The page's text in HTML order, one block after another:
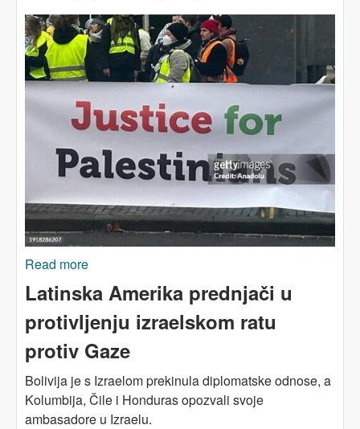
Read more
pravde
Latinska Amerika prednjači u
protivljenju izraelskom ratu
protiv Gaze
Bolivija je s Izraelom prekinula diplomatske odnose, a
Kolumbija, Čile i Honduras opozvali svoje
ambasadore u Izraelu.